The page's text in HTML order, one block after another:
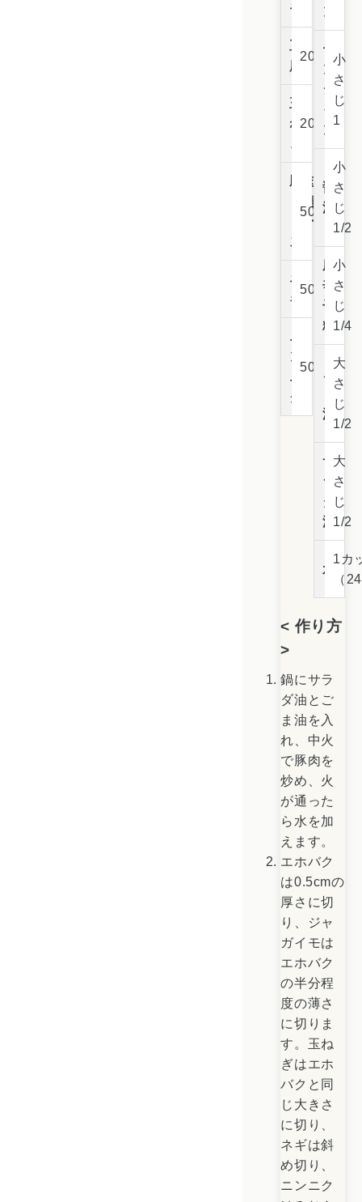
モ
豆
腐
20g
玉
ね
ぎ
20g
豚肉
（肩
ロー
ス）
50g
ネ
ギ
50g
ニ
ン
ニ
ク
50g
ン
テ
ン
ジ
ャ
ン
小
さ
じ
1
醤
油
小
さ
じ
1/2
唐
辛
子
粉
小
さ
じ
1/4
ご
ま
油
大
さ
じ
1/2
サ
ラ
ダ
油
大
さ
じ
1/2
水
1カ
（
< 作り方
>
鍋にサラ
ダ油とご
ま油を入
れ、中火
で豚肉を
炒め、火
が通った
ら水を加
えます。
エホバク
は0.5cmの
厚さに切
り、ジャ
ガイモは
エホバク
の半分程
度の薄さ
に切りま
す。玉ね
ぎはエホ
バクと同
じ大きさ
に切り、
ネギは斜
め切り、
ニンニク